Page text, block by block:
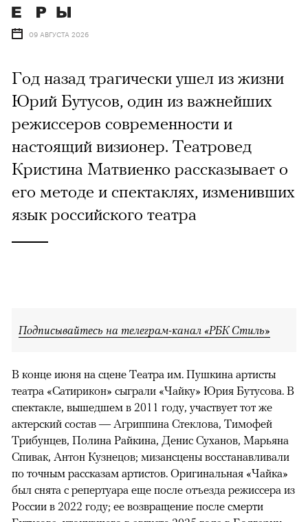
09 АВГУСТА 2026
Год назад трагически ушел из жизни
Юрий Бутусов, один из важнейших
режиссеров современности и
настоящий визионер. Театровед
Кристина Матвиенко рассказывает о
его методе и спектаклях, изменивших
язык российского театра
Подписывайтесь на телеграм-канал «РБК Стиль»
В конце июня на сцене Театра им. Пушкина артисты
театра «Сатирикон» сыграли «Чайку» Юрия Бутусова. В
спектакле, вышедшем в 2011 году, участвует тот же
актерский состав — Агриппина Стеклова, Тимофей
Трибунцев, Полина Райкина, Денис Суханов, Марьяна
Спивак, Антон Кузнецов; мизансцены восстанавливали
по точным рассказам артистов. Оригинальная «Чайка»
был снята с репертуара еще после отъезда режиссера из
России в 2022 году; ее возвращение после смерти